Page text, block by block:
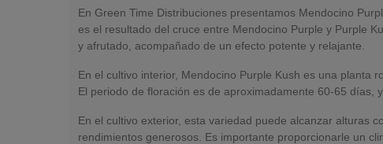
En Green Time Distribuciones presentamos Mendocino
es el resultado del cruce entre Mendocino Purple y Purple
y afrutado, acompañado de un efecto potente y relajante.
En el cultivo interior, Mendocino Purple Kush es una planta
El periodo de floración es de aproximadamente 60-65 días,
En el cultivo exterior, esta variedad puede alcanzar alturas
rendimientos generosos. Es importante proporcionarle un